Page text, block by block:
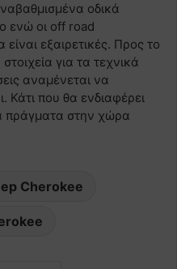
οδικά
ενώ οι off road
εξαιρετικές. Προς το
για τα τεχνικά
αναμένεται να
Κάτι που θα ενδιαφέρει
πράγματα στην χώρα
Cherokee